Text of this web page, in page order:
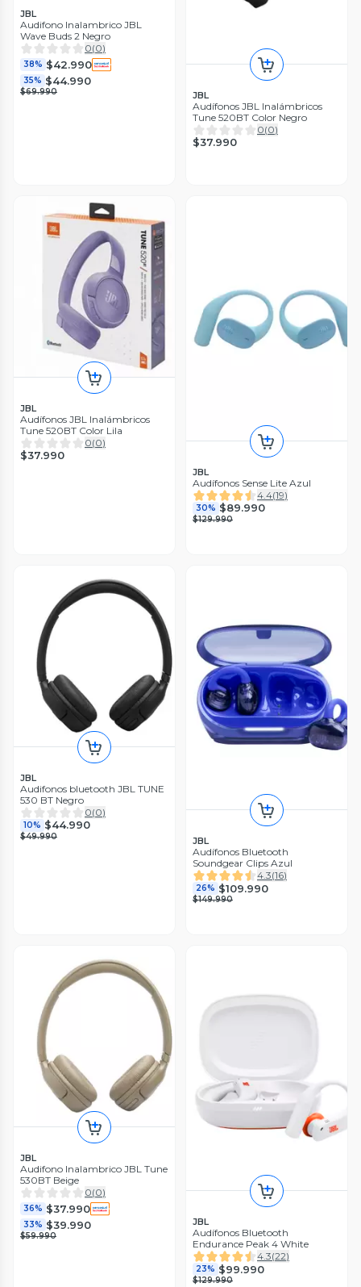
JBL
Audifono Inalambrico JBL
Wave Buds 2 Negro
0(0)
38% $42.990
35% $44.990
$69.990 JBL
Audífonos JBL Inalámbricos
Tune 520BT Color Negro
0(0)
$37.990
JBL
Audífonos JBL Inalámbricos
Tune 520BT Color Lila
0(0)
$37.990
JBL
Audífonos Sense Lite Azul
4.4(19)
30% $89.990
$129.990
JBL
Audifonos bluetooth JBL TUNE
530 BT Negro
0(0)
10% $44.990
$49.990 JBL
Audífonos Bluetooth
Soundgear Clips Azul
4.3(16)
26% $109.990
$149.990
JBL
Audifono Inalambrico JBL Tune
530BT Beige
0(0)
36% $37.990
33% $39.990
$59.990
JBL
Audífonos Bluetooth
Endurance Peak 4 White
4.3(22)
23% $99.990
$129.990